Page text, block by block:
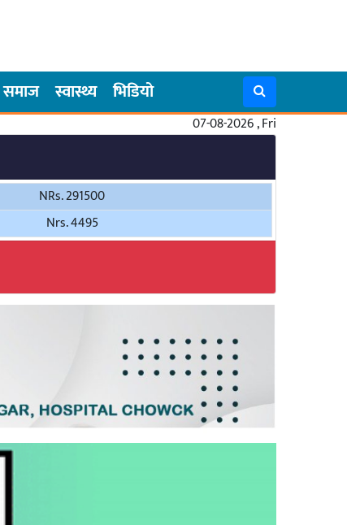
समाज स्वास्थ्य भिडियो
07-08-2026 , Fri
NRs. 291500
Nrs. 4495